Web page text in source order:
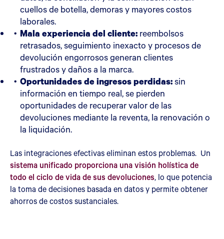
cuellos de botella, demoras y mayores costos
laborales.
Mala experiencia del cliente: reembolsos
retrasados, seguimiento inexacto y procesos de
devolución engorrosos generan clientes
frustrados y daños a la marca.
Oportunidades de ingresos perdidas:sin
información en tiempo real, se pierden
oportunidades de recuperar valor de las
devoluciones mediante la reventa, la renovación o
la liquidación.
Las integraciones efectivas eliminan estos problemas. Un
sistema unificado proporciona una visión holística de
todo el ciclo de vida de sus devoluciones, lo que potencia
la toma de decisiones basada en datos y permite obtener
ahorros de costos sustanciales.